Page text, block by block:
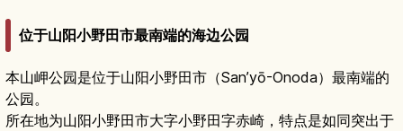
位于山阳小野田市最南端的海边公园
本山岬公园是位于山阳小野田市（San’yō-Onoda）最南端的
公园。
所在地为山阳小野田市大字小野田字赤崎，特点是如同突出于